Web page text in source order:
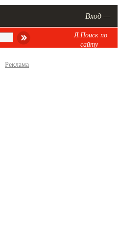
Вход —
Я.Поиск по
сайту
Реклама